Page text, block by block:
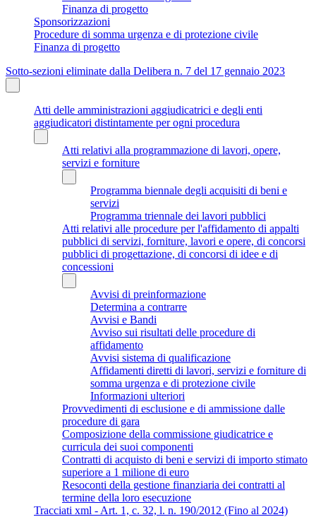
Finanza di progetto
Sponsorizzazioni
Procedure di somma urgenza e di protezione civile
Finanza di progetto
Sotto-sezioni eliminate dalla Delibera n. 7 del 17 gennaio 2023
Atti delle amministrazioni aggiudicatrici e degli enti
aggiudicatori distintamente per ogni procedura
Atti relativi alla programmazione di lavori, opere,
servizi e forniture
Programma biennale degli acquisiti di beni e
servizi
Programma triennale dei lavori pubblici
Atti relativi alle procedure per l'affidamento di appalti
pubblici di servizi, forniture, lavori e opere, di concorsi
pubblici di progettazione, di concorsi di idee e di
concessioni
Avvisi di preinformazione
Determina a contrarre
Avvisi e Bandi
Avviso sui risultati delle procedure di
affidamento
Avvisi sistema di qualificazione
Affidamenti diretti di lavori, servizi e forniture di
somma urgenza e di protezione civile
Informazioni ulteriori
Provvedimenti di esclusione e di ammissione dalle
procedure di gara
Composizione della commissione giudicatrice e
curricula dei suoi componenti
Contratti di acquisto di beni e servizi di importo stimato
superiore a 1 milione di euro
Resoconti della gestione finanziaria dei contratti al
termine della loro esecuzione
Tracciati xml - Art. 1, c. 32, l. n. 190/2012 (Fino al 2024)